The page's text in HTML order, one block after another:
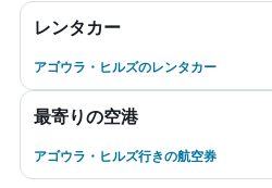
レンタカー
アゴウラ・ヒルズのレンタカー
最寄りの空港
アゴウラ・ヒルズ行きの航空券